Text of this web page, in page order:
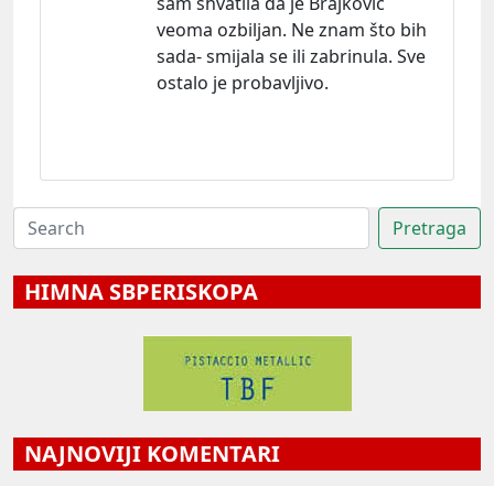
veoma ozbiljan. Ne znam što bih
sada- smijala se ili zabrinula. Sve
ostalo je probavljivo.
HIMNA SBPERISKOPA
NAJNOVIJI KOMENTARI